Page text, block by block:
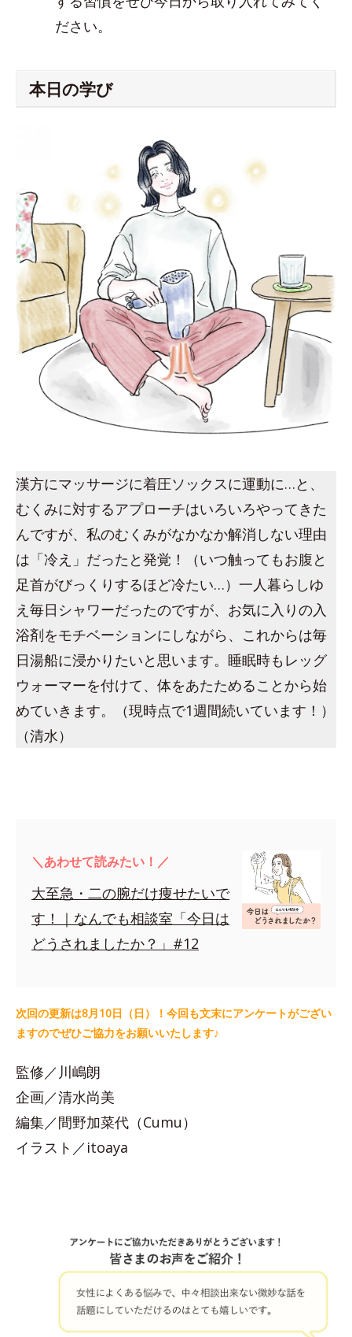
ださい。
本日の学び
漢方にマッサージに着圧ソックスに運動に…と、
むくみに対するアプローチはいろいろやってきた
んですが、私のむくみがなかなか解消しない理由
は「冷え」だったと発覚！（いつ触ってもお腹と
足首がびっくりするほど冷たい…）一人暮らしゆ
え毎日シャワーだったのですが、お気に入りの入
浴剤をモチベーションにしながら、これからは毎
日湯船に浸かりたいと思います。睡眠時もレッグ
ウォーマーを付けて、体をあたためることから始
めていきます。（現時点で1週間続いています！）
（清水）
＼あわせて読みたい！／
大至急・二の腕だけ痩せたいで
す！｜なんでも相談室「今日は
どうされましたか？」#12
次回の更新は8月10日（日）！今回も文末にアンケートがござい
ますのでぜひご協力をお願いいたします♪
監修／川嶋朗
企画／清水尚美
編集／間野加菜代（Cumu）
イラスト／itoaya